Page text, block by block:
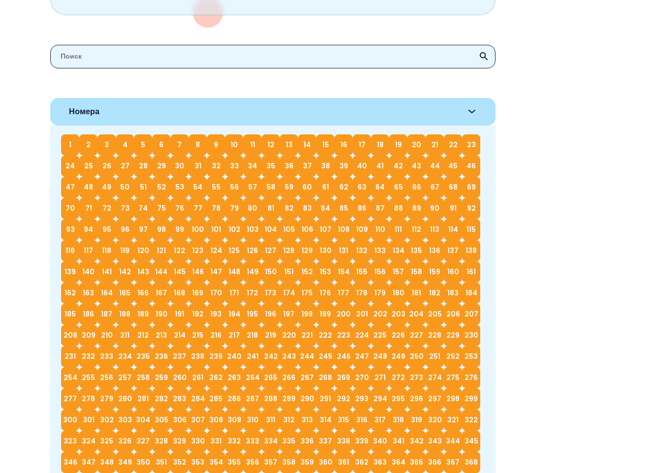
Номера
1 2 3 4 5 6 7 8 9 10 11 12 13 14 15 16 17 18 19 20 21 22 23
24 25 26 27 28 29 30 31 32 33 34 35 36 37 38 39 40 41 42 43 44 45 46
47 48 49 50 51 52 53 54 55 56 57 58 59 60 61 62 63 64 65 66 67 68 69
70 71 72 73 74 75 76 77 78 79 80 81 82 83 84 85 86 87 88 89 90 91 92
93 94 95 96 97 98 99 100 101 102 103 104 105 106 107 108 109 110 111 112 113 114 115
116 117 118 119 120 121 122 123 124 125 126 127 128 129 130 131 132 133 134 135 136 137 138
139 140 141 142 143 144 145 146 147 148 149 150 151 152 153 154 155 156 157 158 159 160 161
162 163 164 165 166 167 168 169 170 171 172 173 174 175 176 177 178 179 180 181 182 183 184
185 186 187 188 189 190 191 192 193 194 195 196 197 198 199 200 201 202 203 204 205 206 207
208 209 210 211 212 213 214 215 216 217 218 219 220 221 222 223 224 225 226 227 228 229 230
231 232 233 234 235 236 237 238 239 240 241 242 243 244 245 246 247 248 249 250 251 252 253
254 255 256 257 258 259 260 261 262 263 264 265 266 267 268 269 270 271 272 273 274 275 276
277 278 279 280 281 282 283 284 285 286 287 288 289 290 291 292 293 294 295 296 297 298 299
300 301 302 303 304 305 306 307 308 309 310 311 312 313 314 315 316 317 318 319 320 321 322
323 324 325 326 327 328 329 330 331 332 333 334 335 336 337 338 339 340 341 342 343 344 345
346 347 348 349 350 351 352 353 354 355 356 357 358 359 360 361 362 363 364 365 366 367 368